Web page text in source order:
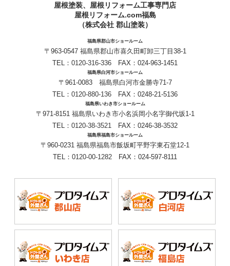
屋根塗装、屋根リフォーム工事専門店
屋根リフォーム.com福島
（株式会社 郡山塗装）
福島県郡山市ショールーム
〒963-0547 福島県郡山市喜久田町卸三丁目38-1
TEL： 0120-316-336 FAX：024-963-1451
福島県白河市ショールーム
〒961-0083 福島県白河市金勝寺71-7
TEL： 0120-880-136 FAX：0248-21-5136
福島県いわき市ショールーム
〒971-8151 福島県いわき市小名浜岡小名字御代坂1-1
TEL： 0120-38-3521 FAX：0246-38-3532
福島県福島市ショールーム
〒960-0231 福島県福島市飯坂町平野字東石堂12-1
TEL： 0120-00-1282 FAX：024-597-8111